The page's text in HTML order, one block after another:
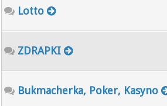
Lotto
ZDRAPKI
Bukmacherka, Poker, Kasyno